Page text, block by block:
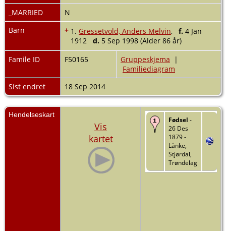
_MARRIED
N
Barn
+ 1. Gressetvold, Anders Melvin, f. 4 Jan
1912 d. 5 Sep 1998 (Alder 86 år)
Famile ID
F50165 Gruppeskjema |
Familiediagram
Sist endret
18 Sep 2014
Hendelseskart
Vis
kartet
Fødsel -
26 Des
1879 -
Lånke,
Stjørdal,
Trøndelag